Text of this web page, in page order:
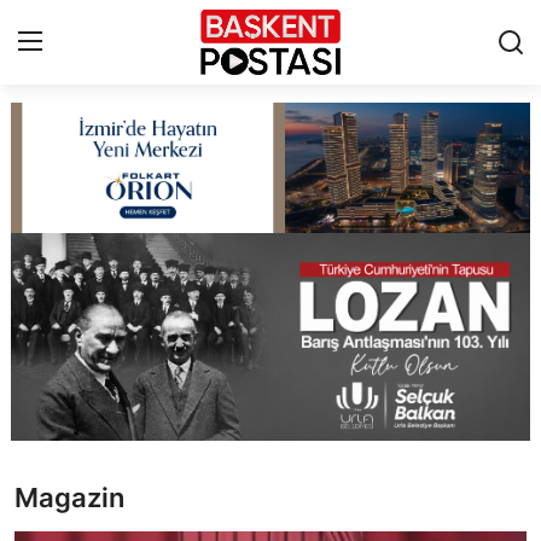
Çerez Politikası
Künye
Ankara
TBMM
Cumhurbaşkanlığı
Magazin